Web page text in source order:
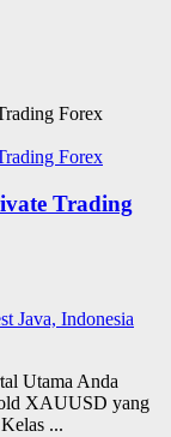
Trading
Java, Indonesia
Utama Anda
XAUUSD yang
...